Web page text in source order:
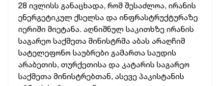
28 ივლისს განაცხადა, რომ შესაძლოა, ირანის
ენერგეტიკულ ქსელსა და ინფრასტრუქტურაზე
იერიში მიეტანა. აღნიშნულ საკითხზე ირანის
საგარეო საქმეთა მინისტრმა აბას არაღჩიმ
სატელეფონო საუბრები გამართა საუდის
არაბეთის, თურქეთისა და კატარის საგარეო
საქმეთა მინისტრებთან, ასევე პაკისტანის